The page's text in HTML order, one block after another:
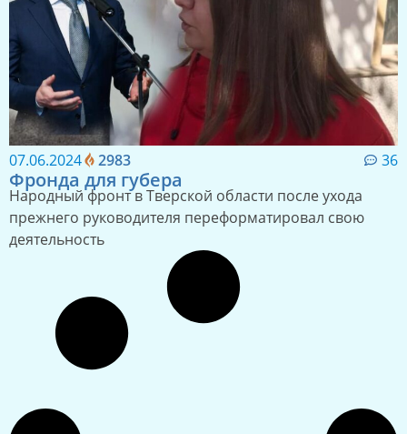
07.06.2024 2983 36
Фронда для губера
Народный фронт в Тверской области после ухода
прежнего руководителя переформатировал свою
деятельность